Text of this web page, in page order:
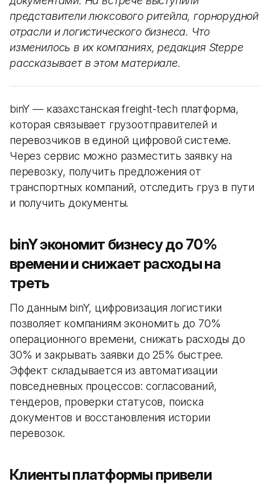
представители люксового ритейла, горнорудной
отрасли и логистического бизнеса. Что
изменилось в их компаниях, редакция Steppe
рассказывает в этом материале.
binY — казахстанская freight-tech платформа,
которая связывает грузоотправителей и
перевозчиков в единой цифровой системе.
Через сервис можно разместить заявку на
перевозку, получить предложения от
транспортных компаний, отследить груз в пути
и получить документы.
binY экономит бизнесу до 70%
времени и снижает расходы на
треть
По данным binY, цифровизация логистики
позволяет компаниям экономить до 70%
операционного времени, снижать расходы до
30% и закрывать заявки до 25% быстрее.
Эффект складывается из автоматизации
повседневных процессов: согласований,
тендеров, проверки статусов, поиска
документов и восстановления истории
перевозок.
Клиенты платформы привели